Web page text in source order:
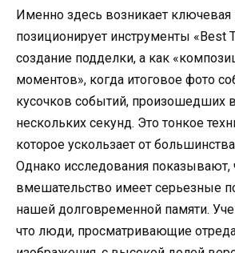
Именно здесь возникает ключевая
позиционирует инструменты «Best
создание подделки, а как
моментов», когда итоговое фото
кусочков событий, произошедших
нескольких секунд. Это тонкое
которое ускользает от
Однако исследования показывают,
вмешательство имеет серьезные
нашей долговременной памяти.
что люди, просматривающие